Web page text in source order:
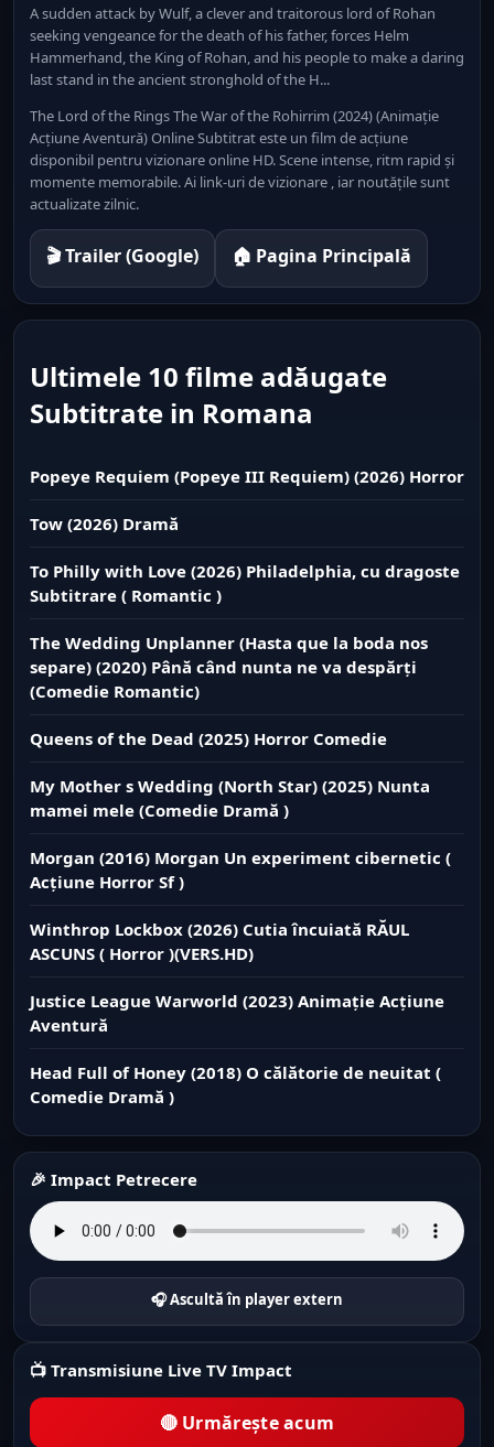
A sudden attack by Wulf, a clever and traitorous lord of Rohan
seeking vengeance for the death of his father, forces Helm
Hammerhand, the King of Rohan, and his people to make a daring
last stand in the ancient stronghold of the H...
The Lord of the Rings The War of the Rohirrim (2024) (Animație
Acțiune Aventură) Online Subtitrat este un film de acțiune
disponibil pentru vizionare online HD. Scene intense, ritm rapid și
momente memorabile. Ai link-uri de vizionare , iar noutățile sunt
actualizate zilnic.
🎬 Trailer (Google) 🏠 Pagina Principală
Ultimele 10 filme adăugate
Subtitrate in Romana
Popeye Requiem (Popeye III Requiem) (2026) Horror
Tow (2026) Dramă
To Philly with Love (2026) Philadelphia, cu dragoste
Subtitrare ( Romantic )
The Wedding Unplanner (Hasta que la boda nos
separe) (2020) Până când nunta ne va despărți
(Comedie Romantic)
Queens of the Dead (2025) Horror Comedie
My Mother s Wedding (North Star) (2025) Nunta
mamei mele (Comedie Dramă )
Morgan (2016) Morgan Un experiment cibernetic (
Acțiune Horror Sf )
Winthrop Lockbox (2026) Cutia încuiată RĂUL
ASCUNS ( Horror )(VERS.HD)
Justice League Warworld (2023) Animație Acțiune
Aventură
Head Full of Honey (2018) O călătorie de neuitat (
Comedie Dramă )
🎉 Impact Petrecere
🎧 Ascultă în player extern
📺 Transmisiune Live TV Impact
🔴 Urmărește acum